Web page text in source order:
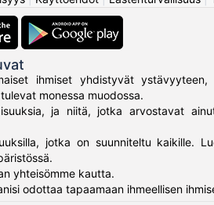
ihmiset yhdistyvät ystävyyteen,
monessa muodossa.
ja niitä, jotka arvostavat
jotka on suunniteltu kaikille.
yhteisömme kautta.
odottaa tapaamaan ihmeellisen